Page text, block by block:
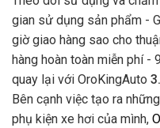
gian sử dụng sản phẩm -
giờ giao hàng sao cho
hàng hoàn toàn miễn phí -
quay lại với OroKingAuto
Bên cạnh việc tạo ra
phụ kiện xe hơi của mình,